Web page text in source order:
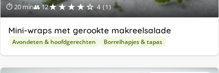
⏱ 20 min👥 12★★★★☆ 4 (1)
Mini-wraps met gerookte makreelsalade
Avondeten & hoofdgerechten Borrelhapjes & tapas